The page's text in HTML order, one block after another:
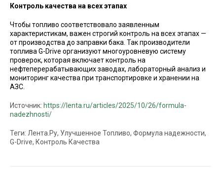
Контроль качества на всех этапах
Чтобы топливо соответствовало заявленным
характеристикам, важен строгий контроль на всех этапах —
от производства до заправки бака. Так производители
топлива G-Drive организуют многоуровневую систему
проверок, которая включает контроль на
нефтеперерабатывающих заводах, лабораторный анализ и
мониторинг качества при транспортировке и хранении на
АЗС.
Источник: https://lenta.ru/articles/2025/10/26/formula-
nadezhnosti/
Теги: Лента.Ру, Улучшенное Топливо, Формула надежности,
G-Drive, Контроль Качества